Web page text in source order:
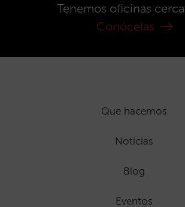
Tenemos oficinas
Conócelas
Que hacemos
Noticias
Blog
Eventos